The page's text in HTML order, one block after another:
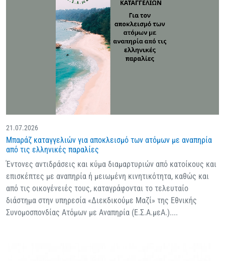
21.07.2026
Μπαράζ καταγγελιών για αποκλεισμό των ατόμων με αναπηρία
από τις ελληνικές παραλίες
Έντονες αντιδράσεις και κύμα διαμαρτυριών από κατοίκους και
επισκέπτες με αναπηρία ή μειωμένη κινητικότητα, καθώς και
από τις οικογένειές τους, καταγράφονται το τελευταίο
διάστημα στην υπηρεσία «Διεκδικούμε Μαζί» της Εθνικής
Συνομοσπονδίας Ατόμων με Αναπηρία (Ε.Σ.Α.μεΑ.)....